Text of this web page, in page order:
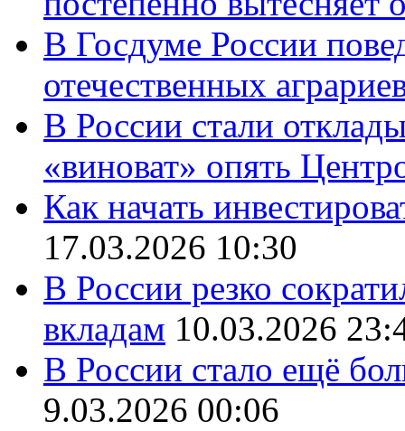
В Госдуме России
отечественных
В России стали
«виноват» опять
Как начать
17.03.2026 10:30
В России резко
вкладам 10.03.2026
В России стало ещё
9.03.2026 00:06